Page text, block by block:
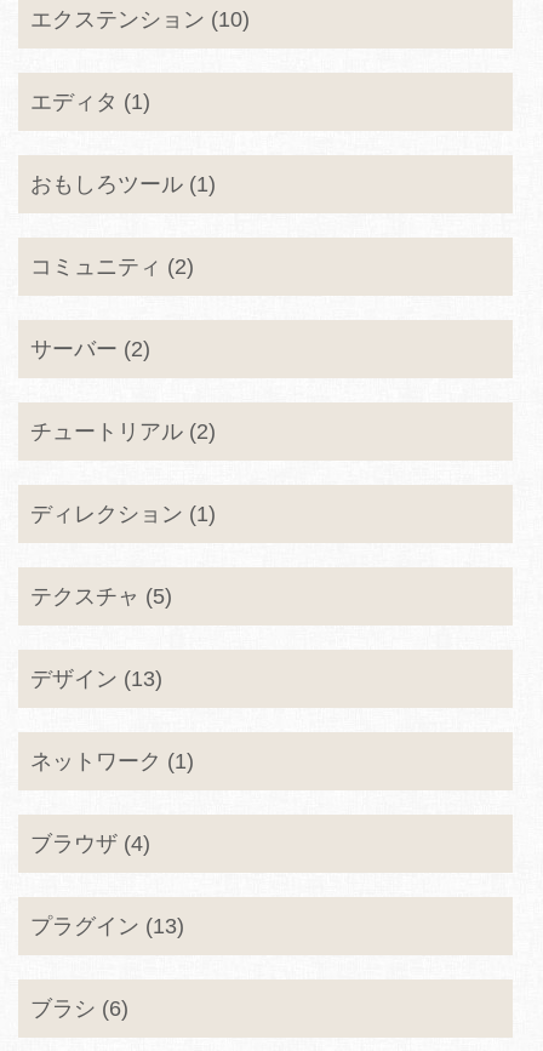
エクステンション (10)
エディタ (1)
おもしろツール (1)
コミュニティ (2)
サーバー (2)
チュートリアル (2)
ディレクション (1)
テクスチャ (5)
デザイン (13)
ネットワーク (1)
ブラウザ (4)
プラグイン (13)
ブラシ (6)